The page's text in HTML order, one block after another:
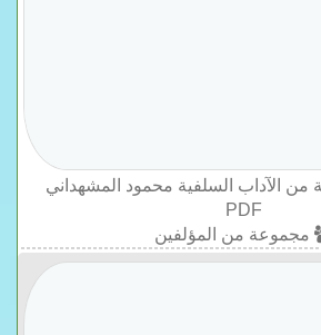
من الآداب السلفية محمود المشهداني
PDF
مجموعة من المؤلفين